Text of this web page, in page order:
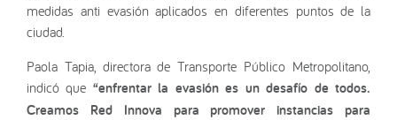
medidas anti evasión aplicados en diferentes puntos de la
ciudad.
Paola Tapia, directora de Transporte Público Metropolitano,
indicó que “enfrentar la evasión es un desafío de todos.
Creamos Red Innova para promover instancias para